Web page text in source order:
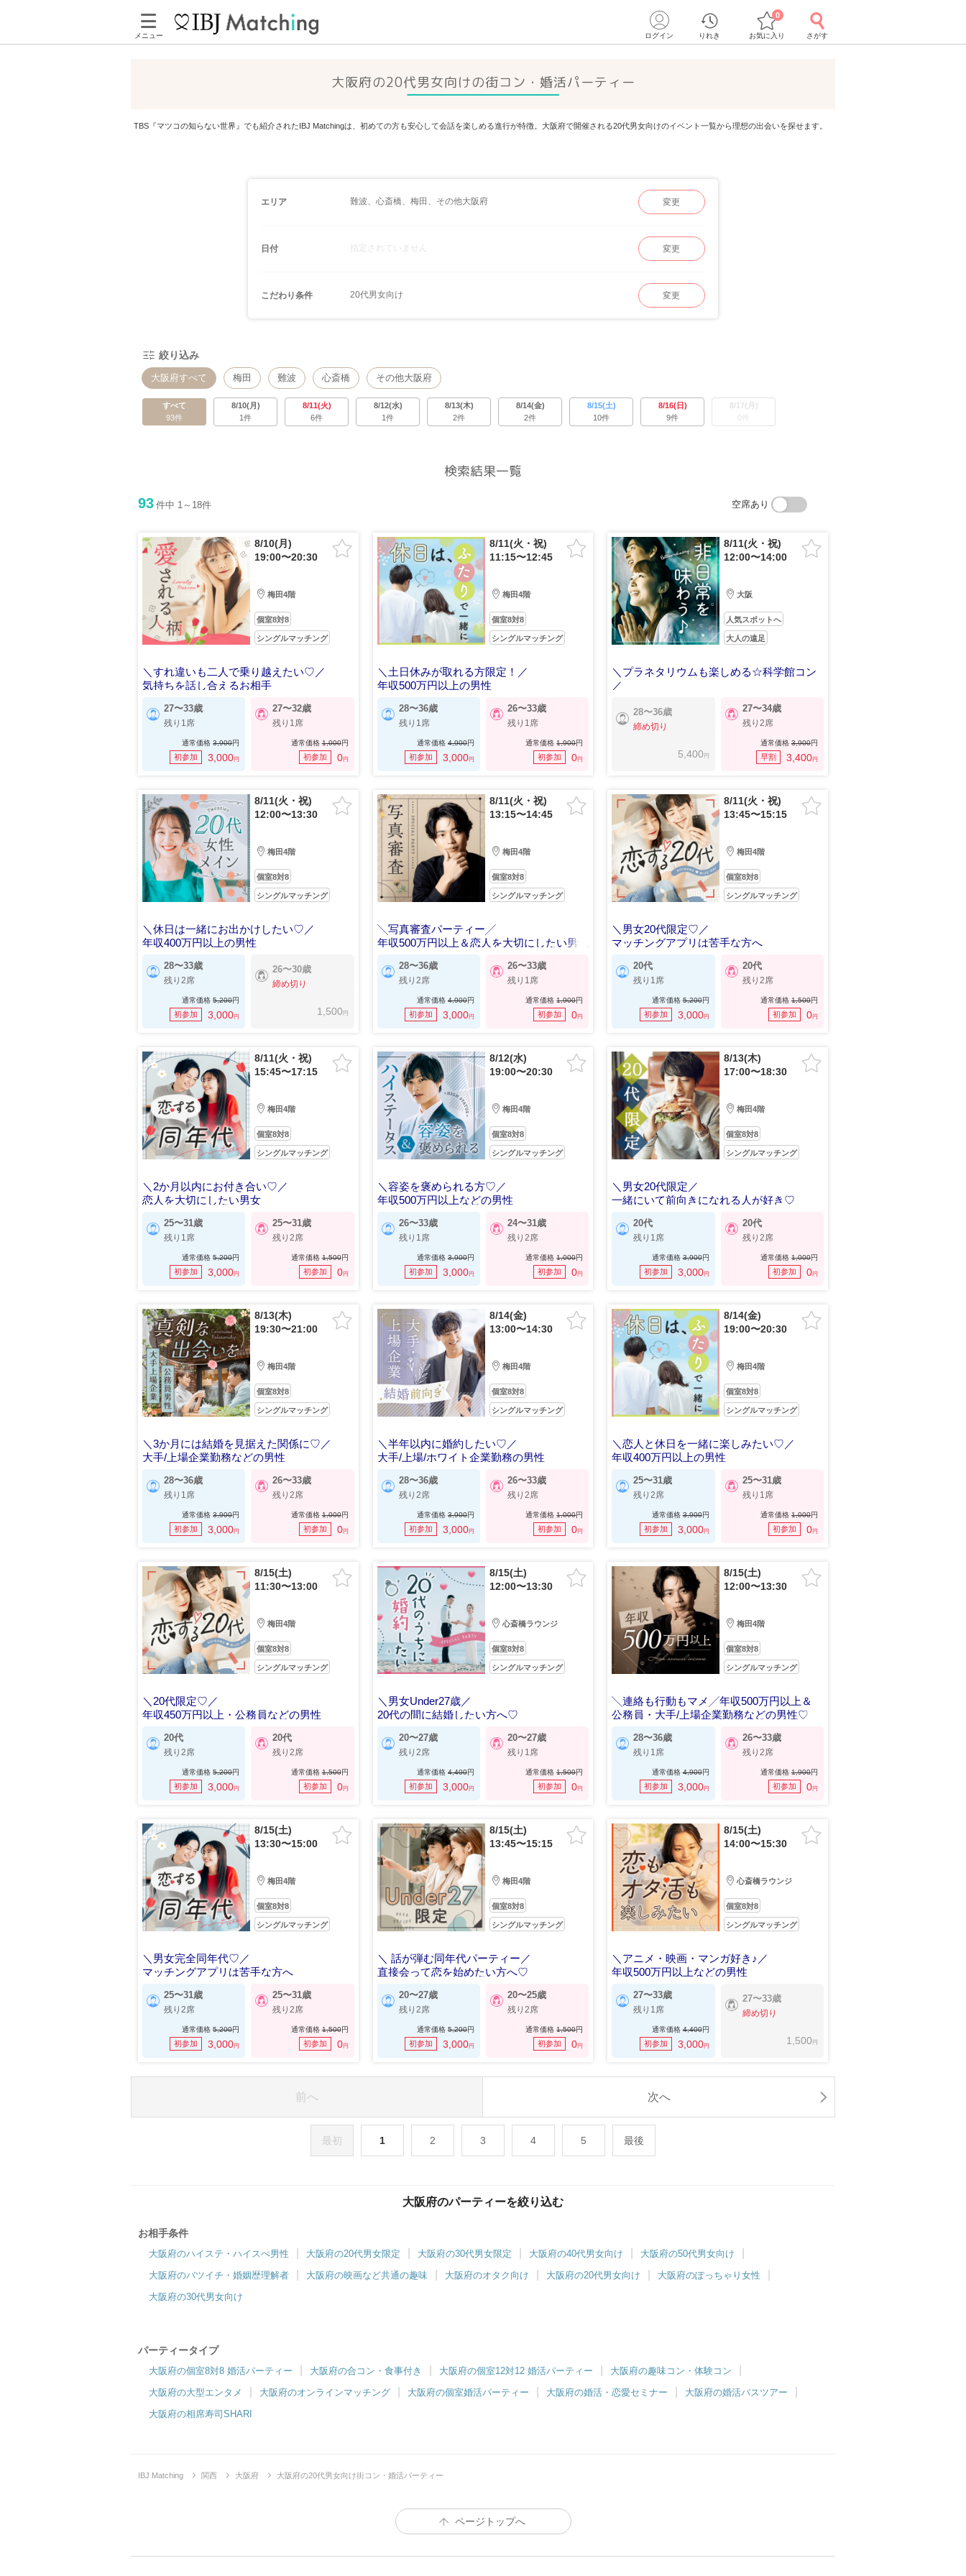
メニュー ログイン りれき お気に入り
0
さがす
大阪府の20代男女向けの街コン・婚活パーティー
TBS『マツコの知らない世界』でも紹介されたIBJ Matchingは、初めての方も安心して会話を楽しめる進行が特徴。大阪府で開催される20代男女向けのイベント一覧から理想の出会いを探せます。
エリア 難波、心斎橋、梅田、その他大阪府 変更
日付 指定されていません 変更
こだわり条件 20代男女向け 変更
絞り込み
大阪府すべて 梅田 難波 心斎橋 その他大阪府
すべて
93件
8/10(月)
1件
8/11(火)
6件
8/12(水)
1件
8/13(木)
2件
8/14(金)
2件
8/15(土)
10件
8/16(日)
9件
8/17(月)
0件
検索結果一覧
93 件中 1～18件 空席あり
8/10(月)
19:00〜20:30
梅田4階
個室8対8
シングルマッチング
＼すれ違いも二人で乗り越えたい♡／
気持ちを話し合えるお相手
27〜33歳
残り1席
通常価格3,900円
初参加 3,000円
27〜32歳
残り1席
通常価格1,000円
初参加 0円
8/11(火・祝)
11:15〜12:45
梅田4階
個室8対8
シングルマッチング
＼土日休みが取れる方限定！／
年収500万円以上の男性
28〜36歳
残り1席
通常価格 4,900円
初参加 3,000円
26〜33歳
残り1席
通常価格1,900円
初参加 0円
8/11(火・祝)
12:00〜14:00
大阪
人気スポットへ
大人の遠足
＼プラネタリウムも楽しめる☆科学館コン
／
28〜36歳
締め切り
5,400 円
27〜34歳
残り2席
通常価格 3,900円
早割 3,400円
8/11(火・祝)
12:00〜13:30
梅田4階
個室8対8
シングルマッチング
＼休日は一緒にお出かけしたい♡／
年収400万円以上の男性
28〜33歳
残り2席
通常価格5,200円
初参加 3,000円
26〜30歳
締め切り
1,500 円
8/11(火・祝)
13:15〜14:45
梅田4階
個室8対8
シングルマッチング
╲写真審査パーティー╱
年収500万円以上＆恋人を大切にしたい男性
28〜36歳
残り2席
通常価格 4,900円
初参加 3,000円
26〜33歳
残り1席
通常価格1,900円
初参加 0円
8/11(火・祝)
13:45〜15:15
梅田4階
個室8対8
シングルマッチング
＼男女20代限定♡／
マッチングアプリは苦手な方へ
20代
残り1席
通常価格5,200円
初参加 3,000円
20代
残り2席
通常価格 1,500円
初参加 0円
8/11(火・祝)
15:45〜17:15
梅田4階
個室8対8
シングルマッチング
＼2か月以内にお付き合い♡／
恋人を大切にしたい男女
25〜31歳
残り1席
通常価格5,200円
初参加 3,000円
25〜31歳
残り2席
通常価格1,500円
初参加 0円
8/12(水)
19:00〜20:30
梅田4階
個室8対8
シングルマッチング
＼容姿を褒められる方♡／
年収500万円以上などの男性
26〜33歳
残り1席
通常価格 3,900円
初参加 3,000円
24〜31歳
残り2席
通常価格1,000円
初参加 0円
8/13(木)
17:00〜18:30
梅田4階
個室8対8
シングルマッチング
＼男女20代限定／
一緒にいて前向きになれる人が好き♡
20代
残り1席
通常価格3,900円
初参加 3,000円
20代
残り2席
通常価格 1,000円
初参加 0円
8/13(木)
19:30〜21:00
梅田4階
個室8対8
シングルマッチング
＼3か月には結婚を見据えた関係に♡／
大手/上場企業勤務などの男性
28〜36歳
残り1席
通常価格3,900円
初参加 3,000円
26〜33歳
残り2席
通常価格1,000円
初参加 0円
8/14(金)
13:00〜14:30
梅田4階
個室8対8
シングルマッチング
＼半年以内に婚約したい♡／
大手/上場/ホワイト企業勤務の男性
28〜36歳
残り2席
通常価格 3,900円
初参加 3,000円
26〜33歳
残り2席
通常価格1,000円
初参加 0円
8/14(金)
19:00〜20:30
梅田4階
個室8対8
シングルマッチング
＼恋人と休日を一緒に楽しみたい♡／
年収400万円以上の男性
25〜31歳
残り2席
通常価格3,900円
初参加 3,000円
25〜31歳
残り1席
通常価格 1,000円
初参加 0円
8/15(土)
11:30〜13:00
梅田4階
個室8対8
シングルマッチング
＼20代限定♡／
年収450万円以上・公務員などの男性
20代
残り2席
通常価格5,200円
初参加 3,000円
20代
残り2席
通常価格1,500円
初参加 0円
8/15(土)
12:00〜13:30
心斎橋ラウンジ
個室8対8
シングルマッチング
＼男女Under27歳／
20代の間に結婚したい方へ♡
20〜27歳
残り2席
通常価格 4,400円
初参加 3,000円
20〜27歳
残り1席
通常価格1,500円
初参加 0円
8/15(土)
12:00〜13:30
梅田4階
個室8対8
シングルマッチング
╲連絡も行動もマメ╱年収500万円以上＆
公務員・大手/上場企業勤務などの男性♡
28〜36歳
残り1席
通常価格4,900円
初参加 3,000円
26〜33歳
残り2席
通常価格 1,900円
初参加 0円
8/15(土)
13:30〜15:00
梅田4階
個室8対8
シングルマッチング
＼男女完全同年代♡／
マッチングアプリは苦手な方へ
25〜31歳
残り2席
通常価格5,200円
初参加 3,000円
25〜31歳
残り2席
通常価格1,500円
初参加 0円
8/15(土)
13:45〜15:15
梅田4階
個室8対8
シングルマッチング
＼ 話が弾む同年代パーティー／
直接会って恋を始めたい方へ♡
20〜27歳
残り2席
通常価格 5,200円
初参加 3,000円
20〜25歳
残り2席
通常価格1,500円
初参加 0円
8/15(土)
14:00〜15:30
心斎橋ラウンジ
個室8対8
シングルマッチング
＼アニメ・映画・マンガ好き♪／
年収500万円以上などの男性
27〜33歳
残り1席
通常価格4,400円
初参加 3,000円
27〜33歳
締め切り
1,500 円
前へ 次へ
最初 1 2 3 4 5 最後
大阪府のパーティーを絞り込む
お相手条件
大阪府のハイステ・ハイスぺ男性 大阪府の20代男女限定 大阪府の30代男女限定 大阪府の40代男女向け
大阪府の50代男女向け
大阪府のバツイチ・婚姻歴理解者
大阪府の映画など共通の趣味 大阪府のオタク向け 大阪府の20代男女向け
大阪府のぽっちゃり女性
大阪府の30代男女向け
パーティータイプ
大阪府の個室8対8 婚活パーティー 大阪府の合コン・食事付き 大阪府の個室12対12 婚活パーティー
大阪府の趣味コン・体験コン
大阪府の大型エンタメ
大阪府のオンラインマッチング 大阪府の個室婚活パーティー 大阪府の婚活・恋愛セミナー
大阪府の婚活バスツアー
大阪府の相席寿司SHARI
IBJ Matching 関西 大阪府 大阪府の20代男女向け街コン・婚活パーティー
ページトップへ